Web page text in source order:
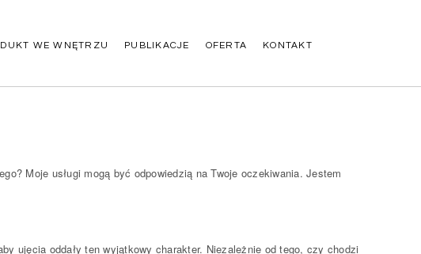
WE WNĘTRZU PUBLIKACJE OFERTA KONTAKT
Moje usługi mogą być odpowiedzią na Twoje oczekiwania. Jestem
ujęcia oddały ten wyjątkowy charakter. Niezależnie od tego, czy chodzi